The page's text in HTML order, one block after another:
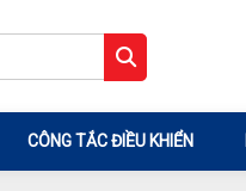
CÔNG TẮC ĐIỀU KHIỂN